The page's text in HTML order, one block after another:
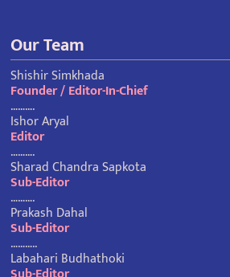
Our Team
Shishir Simkhada
Founder / Editor-In-Chief
……….
Ishor Aryal
Editor
……….
Sharad Chandra Sapkota
Sub-Editor
……….
Prakash Dahal
Sub-Editor
………..
Labahari Budhathoki